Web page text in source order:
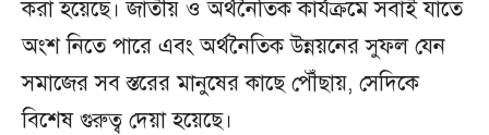
করা হয়েছে। জাতীয় ও অর্থনৈতিক কার্যক্রমে সবাই যাতে
অংশ নিতে পারে এবং অর্থনৈতিক উন্নয়নের সুফল যেন
সমাজের সব স্তরের মানুষের কাছে পৌঁছায়, সেদিকে
বিশেষ গুরুত্ব দেয়া হয়েছে।